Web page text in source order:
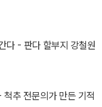
다 - 판다 할부지 강철원
추 전문의가 만든 기적